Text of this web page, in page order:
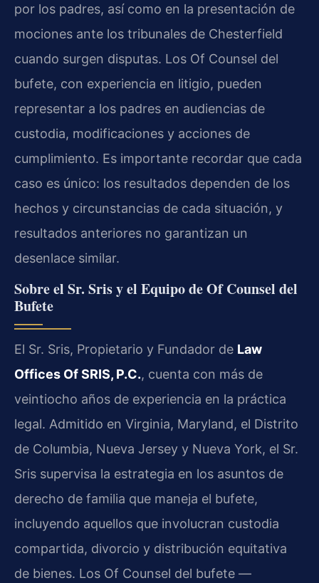
por los padres, así como en la presentación de
mociones ante los tribunales de Chesterfield
cuando surgen disputas. Los Of Counsel del
bufete, con experiencia en litigio, pueden
representar a los padres en audiencias de
custodia, modificaciones y acciones de
cumplimiento. Es importante recordar que cada
caso es único: los resultados dependen de los
hechos y circunstancias de cada situación, y
resultados anteriores no garantizan un
desenlace similar.
Sobre el Sr. Sris y el Equipo de Of Counsel del
Bufete
El Sr. Sris, Propietario y Fundador de Law
Offices Of SRIS, P.C., cuenta con más de
veintiocho años de experiencia en la práctica
legal. Admitido en Virginia, Maryland, el Distrito
de Columbia, Nueva Jersey y Nueva York, el Sr.
Sris supervisa la estrategia en los asuntos de
derecho de familia que maneja el bufete,
incluyendo aquellos que involucran custodia
compartida, divorcio y distribución equitativa
de bienes. Los Of Counsel del bufete —